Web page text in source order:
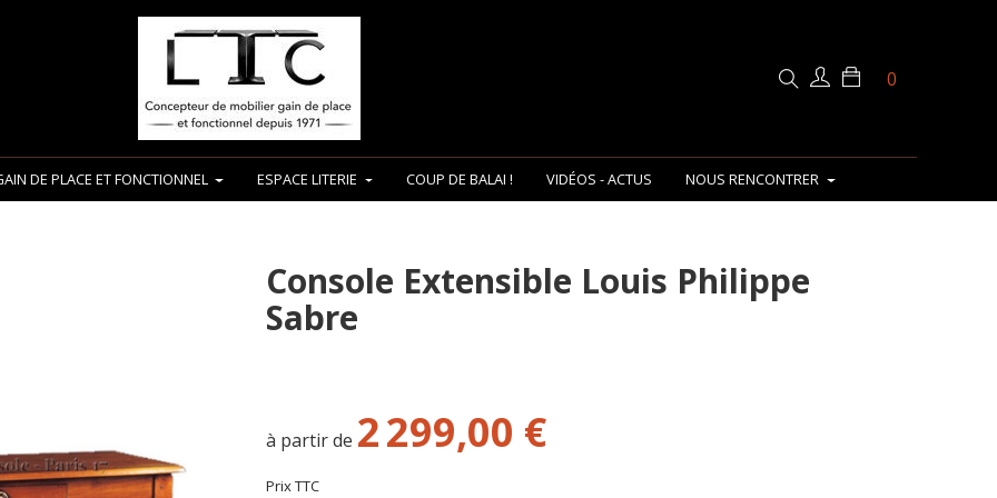
0
DE PLACE ET FONCTIONNEL ESPACE LITERIE COUP DE BALAI ! VIDÉOS - ACTUS NOUS RENCONTRER
Console Extensible Louis Philippe
Sabre
à partir de 2 299,00 €
Prix TTC